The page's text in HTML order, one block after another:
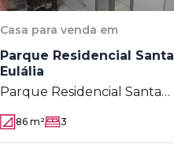
Casa para venda em
Parque Residencial Santa
Eulália
Parque Residencial Santa
86 m² 3